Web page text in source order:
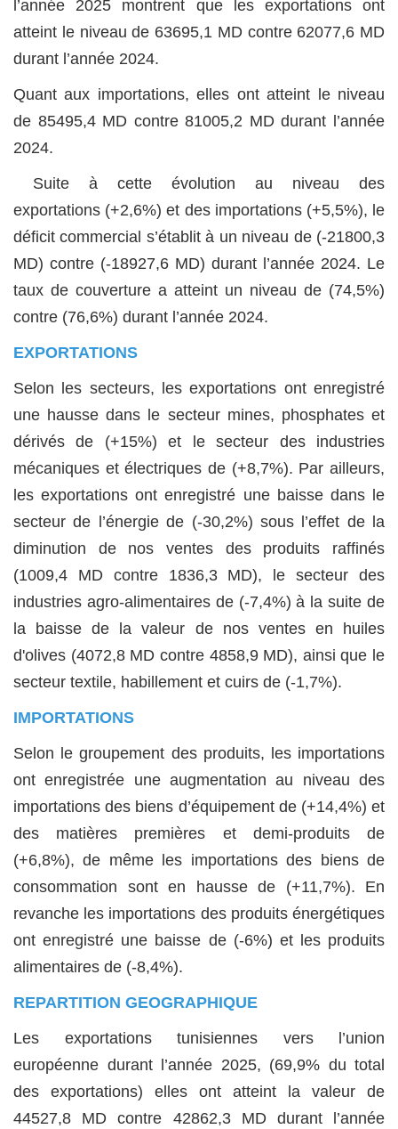
l’année 2025 montrent que les exportations ont
atteint le niveau de 63695,1 MD contre 62077,6 MD
durant l’année 2024.
Quant aux importations, elles ont atteint le niveau
de 85495,4 MD contre 81005,2 MD durant l’année
2024.
Suite à cette évolution au niveau des
exportations (+2,6%) et des importations (+5,5%), le
déficit commercial s’établit à un niveau de (-21800,3
MD) contre (-18927,6 MD) durant l’année 2024. Le
taux de couverture a atteint un niveau de (74,5%)
contre (76,6%) durant l’année 2024.
EXPORTATIONS
Selon les secteurs, les exportations ont enregistré
une hausse dans le secteur mines, phosphates et
dérivés de (+15%) et le secteur des industries
mécaniques et électriques de (+8,7%). Par ailleurs,
les exportations ont enregistré une baisse dans le
secteur de l’énergie de (-30,2%) sous l’effet de la
diminution de nos ventes des produits raffinés
(1009,4 MD contre 1836,3 MD), le secteur des
industries agro-alimentaires de (-7,4%) à la suite de
la baisse de la valeur de nos ventes en huiles
d'olives (4072,8 MD contre 4858,9 MD), ainsi que le
secteur textile, habillement et cuirs de (-1,7%).
IMPORTATIONS
Selon le groupement des produits, les importations
ont enregistrée une augmentation au niveau des
importations des biens d’équipement de (+14,4%) et
des matières premières et demi-produits de
(+6,8%), de même les importations des biens de
consommation sont en hausse de (+11,7%). En
revanche les importations des produits énergétiques
ont enregistré une baisse de (-6%) et les produits
alimentaires de (-8,4%).
REPARTITION GEOGRAPHIQUE
Les exportations tunisiennes vers l’union
européenne durant l’année 2025, (69,9% du total
des exportations) elles ont atteint la valeur de
44527,8 MD contre 42862,3 MD durant l’année